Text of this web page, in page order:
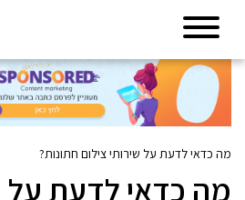
מה כדאי לדעת על שירותי צילום חתונות?
מה כדאי לדעת על